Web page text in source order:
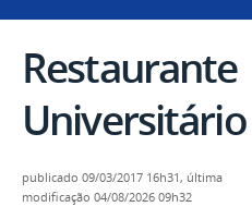
Restaurante
Universitário
publicado 09/03/2017 16h31, última
modificação 04/08/2026 09h32